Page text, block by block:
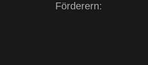
Förderern: